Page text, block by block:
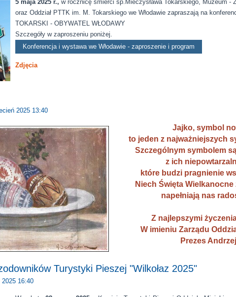
5 maja 2025 r., w rocznicę śmierci śp.Mieczysława Tokarskiego, Muzeum -
oraz Oddział PTTK im. M. Tokarskiego we Włodawie zapraszają na
TOKARSKI - OBYWATEL WŁODAWY
Szczegóły w zaproszeniu poniżej.
Konferencja i wystawa we Włodawie - zaproszenie i program
Zdjęcia
2025 13:40
Jajko, symbol
to jeden z najważniejszych
Szczególnym symbolem
z ich
które budzi pragnienie
Niech Święta
napełniają nas
Z najlepszymi
W imieniu Zarządu
Prezes Andrzej
Turystyki Pieszej "Wilkołaz 2025"
16:40